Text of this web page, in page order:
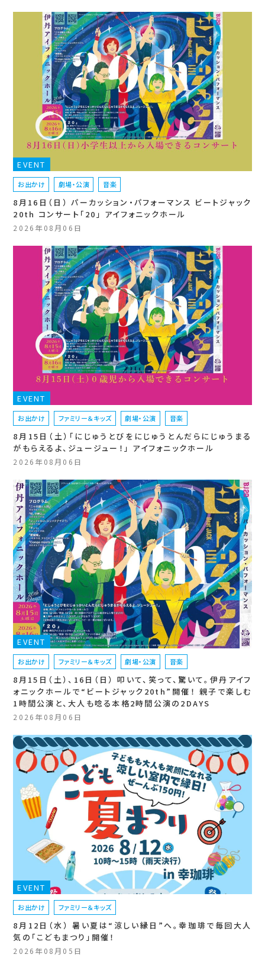
EVENT
お出かけ 劇場・公演 音楽
8月16日（日） パーカッション・パフォーマンス ビートジャック
20th コンサート「20」 アイフォニックホール
2026年08月06日
EVENT
お出かけ ファミリー＆キッズ 劇場・公演 音楽
8月15日（土）「にじゅうとびをにじゅうとんだらにじゅうまる
がもらえるよ、ジュージュー！」 アイフォニックホール
2026年08月06日
EVENT
お出かけ ファミリー＆キッズ 劇場・公演 音楽
8月15日（土）、16日（日） 叩いて、笑って、驚いて。伊丹アイフ
ォニックホールで“ビートジャック20th”開催！ 親子で楽しむ
1時間公演と、大人も唸る本格2時間公演の2DAYS
2026年08月06日
EVENT
お出かけ ファミリー＆キッズ
8月12日（水） 暑い夏は“涼しい縁日”へ。幸珈琲で毎回大人
気の「こどもまつり」開催！
2026年08月05日